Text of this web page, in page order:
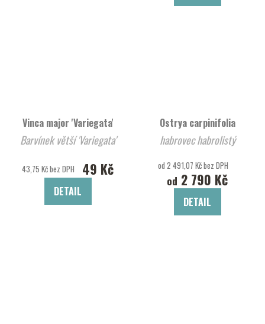
Vinca major 'Variegata'
Barvínek větší 'Variegata'
43,75 Kč bez DPH 49 Kč
DETAIL
Ostrya carpinifolia
habrovec habrolistý
od 2 491,07 Kč bez DPH
od 2 790 Kč
DETAIL